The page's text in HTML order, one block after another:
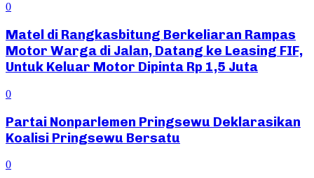
0
Matel di Rangkasbitung Berkeliaran Rampas
Motor Warga di Jalan, Datang ke Leasing FIF,
Untuk Keluar Motor Dipinta Rp 1,5 Juta
0
Partai Nonparlemen Pringsewu Deklarasikan
Koalisi Pringsewu Bersatu
0